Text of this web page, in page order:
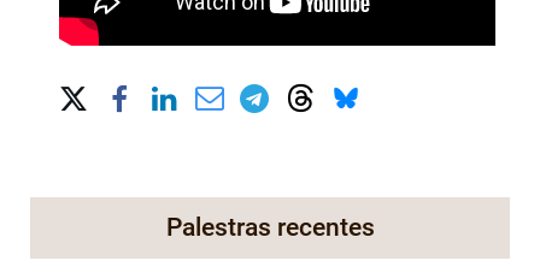
Share on Social Media
Palestras recentes